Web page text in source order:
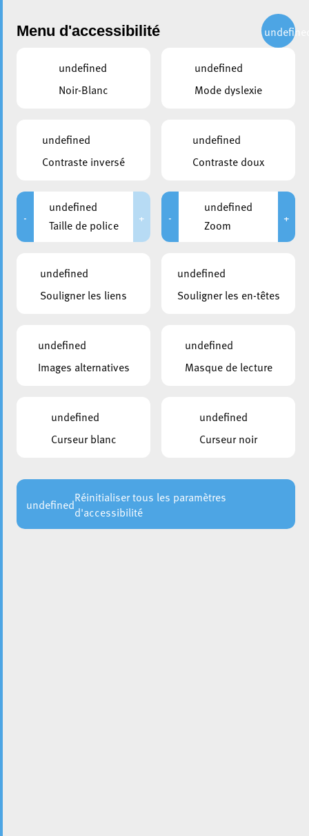
Administration
Menu d'accessibilité
undefined
Noir-Blanc
undefined
Mode dyslexie
undefined
Contraste inversé
undefined
Contraste doux
-
undefined
Taille de police
+ -
undefined
Zoom
+
undefined
Souligner les liens
undefined
Souligner les en-têtes
undefined
Images alternatives
undefined
Masque de lecture
undefined
Curseur blanc
undefined
Curseur noir
undefinedRéinitialiser tous les paramètres
d'accessibilité